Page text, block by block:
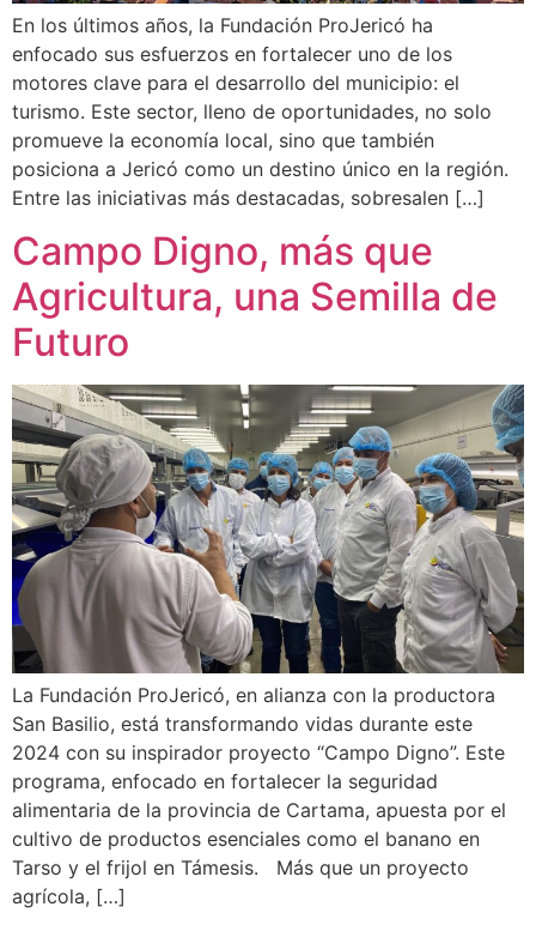
En los últimos años, la Fundación ProJericó ha
enfocado sus esfuerzos en fortalecer uno de los
motores clave para el desarrollo del municipio: el
turismo. Este sector, lleno de oportunidades, no solo
promueve la economía local, sino que también
posiciona a Jericó como un destino único en la región.
Entre las iniciativas más destacadas, sobresalen […]
Campo Digno, más que
Agricultura, una Semilla de
Futuro
La Fundación ProJericó, en alianza con la productora
San Basilio, está transformando vidas durante este
2024 con su inspirador proyecto “Campo Digno”. Este
programa, enfocado en fortalecer la seguridad
alimentaria de la provincia de Cartama, apuesta por el
cultivo de productos esenciales como el banano en
Tarso y el frijol en Támesis. Más que un proyecto
agrícola, […]